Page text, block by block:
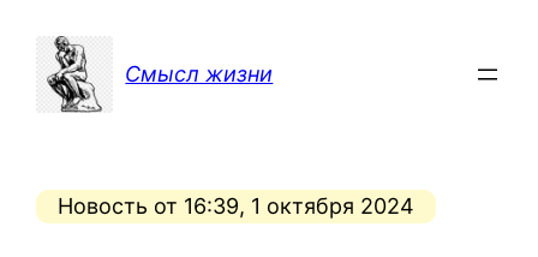
содержимому
Смысл жизни
Новость от 16:39, 1 октября 2024